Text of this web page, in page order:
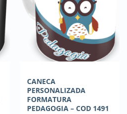
CANECA
PERSONALIZADA
FORMATURA
PEDAGOGIA – COD 1491